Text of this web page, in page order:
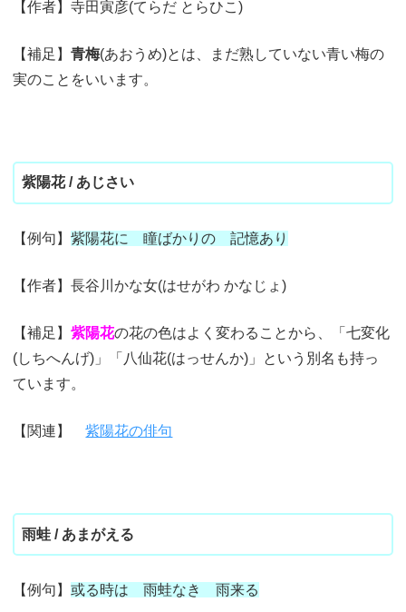
【作者】寺田寅彦(てらだ とらひこ)
【補足】青梅(あおうめ)とは、まだ熟していない青い梅の
実のことをいいます。
紫陽花 / あじさい
【例句】紫陽花に 瞳ばかりの 記憶あり
【作者】長谷川かな女(はせがわ かなじょ)
【補足】紫陽花の花の色はよく変わることから、「七変化
(しちへんげ)」「八仙花(はっせんか)」という別名も持っ
ています。
【関連】紫陽花の俳句
雨蛙 / あまがえる
【例句】或る時は 雨蛙なき 雨来る